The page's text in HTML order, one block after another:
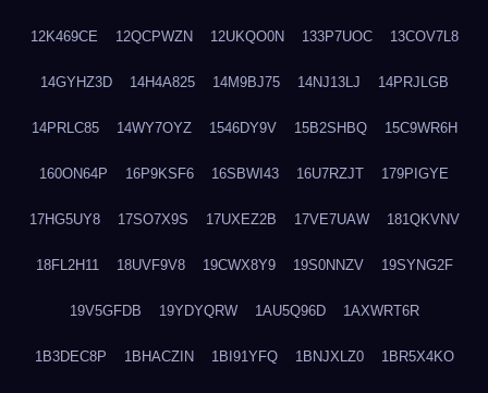
12K469CE 12QCPWZN 12UKQO0N 133P7UOC 13COV7L8
14GYHZ3D 14H4A825 14M9BJ75 14NJ13LJ 14PRJLGB
14PRLC85 14WY7OYZ 1546DY9V 15B2SHBQ 15C9WR6H
160ON64P 16P9KSF6 16SBWI43 16U7RZJT 179PIGYE
17HG5UY8 17SO7X9S 17UXEZ2B 17VE7UAW 181QKVNV
18FL2H11 18UVF9V8 19CWX8Y9 19S0NNZV 19SYNG2F
19V5GFDB 19YDYQRW 1AU5Q96D 1AXWRT6R
1B3DEC8P 1BHACZIN 1BI91YFQ 1BNJXLZ0 1BR5X4KO